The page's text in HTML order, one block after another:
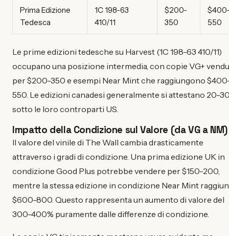
Prima Edizione
Tedesca
1C 198-63
410/11
$200-
350
550
Le prime edizioni tedesche su Harvest (1C 198-63 410/11)
occupano una posizione intermedia, con copie VG+
per $200-350 e esempi Near Mint che raggiungono
550. Le edizioni canadesi generalmente si attestano 20-
sotto le loro controparti US.
Impatto della Condizione sul Valore (da VG a NM)
Il valore del vinile di The Wall cambia drasticamente
attraverso i gradi di condizione. Una prima edizione UK in
condizione Good Plus potrebbe vendere per $150-200,
mentre la stessa edizione in condizione Near Mint
$600-800. Questo rappresenta un aumento di valore del
300-400% puramente dalle differenze di condizione.